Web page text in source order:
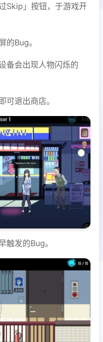
Skip」按钮，于游戏开
的Bug。
备会出现人物闪烁的
可退出商店。
触发的Bug。